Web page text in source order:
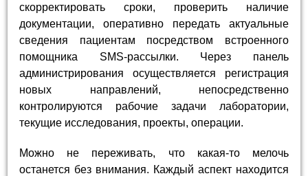
скорректировать сроки, проверить наличие
документации, оперативно передать актуальные
сведения пациентам посредством встроенного
помощника SMS-рассылки. Через панель
администрирования осуществляется регистрация
новых направлений, непосредственно
контролируются рабочие задачи лаборатории,
текущие исследования, проекты, операции.
Можно не переживать, что какая-то мелочь
останется без внимания. Каждый аспект находится